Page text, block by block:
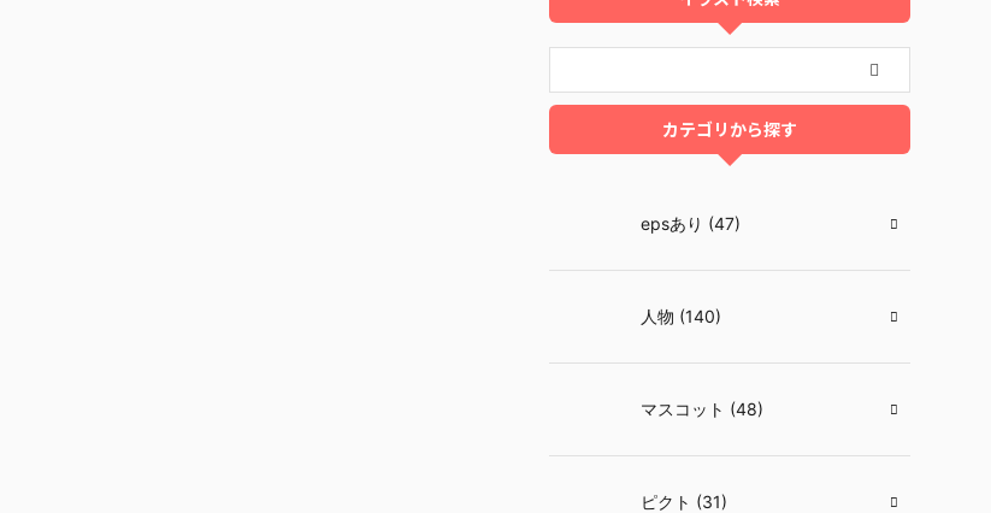
カテゴリから探す
epsあり (47)
人物 (140)
マスコット (48)
ピクト (31)